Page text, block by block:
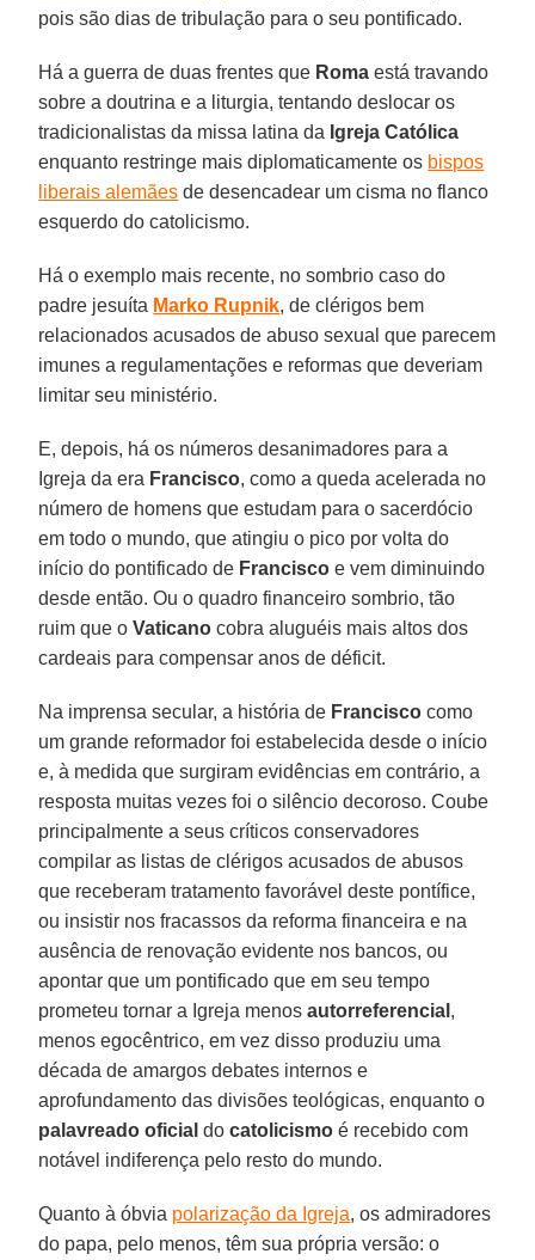
pois são dias de tribulação para o seu pontificado.
Há a guerra de duas frentes que Roma está travando
sobre a doutrina e a liturgia, tentando deslocar os
tradicionalistas da missa latina da Igreja Católica
enquanto restringe mais diplomaticamente os bispos
liberais alemães de desencadear um cisma no flanco
esquerdo do catolicismo.
Há o exemplo mais recente, no sombrio caso do
padre jesuíta Marko Rupnik, de clérigos bem
relacionados acusados ​​de abuso sexual que parecem
imunes a regulamentações e reformas que deveriam
limitar seu ministério.
E, depois, há os números desanimadores para a
Igreja da era Francisco, como a queda acelerada no
número de homens que estudam para o sacerdócio
em todo o mundo, que atingiu o pico por volta do
início do pontificado de Francisco e vem diminuindo
desde então. Ou o quadro financeiro sombrio, tão
ruim que oVaticano cobra aluguéis mais altos dos
cardeais para compensar anos de déficit.
Na imprensa secular, a história de Francisco como
um grande reformador foi estabelecida desde o início
e, à medida que surgiram evidências em contrário, a
resposta muitas vezes foi o silêncio decoroso. Coube
principalmente a seus críticos conservadores
compilar as listas de clérigos acusados ​​de abusos
que receberam tratamento favorável deste pontífice,
ou insistir nos fracassos da reforma financeira e na
ausência de renovação evidente nos bancos, ou
apontar que um pontificado que em seu tempo
prometeu tornar a Igreja menosautorreferencial ,
menos egocêntrico, em vez disso produziu uma
década de amargos debates internos e
aprofundamento das divisões teológicas, enquanto o
palavreado oficial do catolicismo é recebido com
notável indiferença pelo resto do mundo.
Quanto à óbvia polarização da Igreja, os admiradores
do papa, pelo menos, têm sua própria versão: o